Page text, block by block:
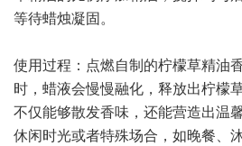
等待蜡烛凝固。
使用过程：点燃自制的柠檬草精油
时，蜡液会慢慢融化，释放出柠檬
不仅能够散发香味，还能营造出温
休闲时光或者特殊场合，如晚餐、